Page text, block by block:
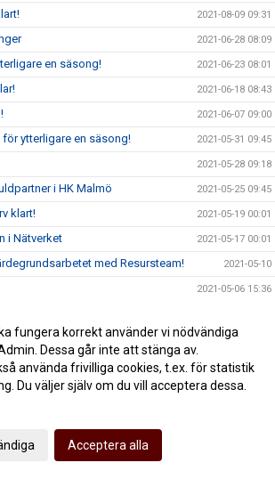
2021-08-09 09:31
2021-06-28 08:09
en säsong! 2021-06-23 08:01
2021-06-18 08:43
2021-06-07 09:00
ytterligare en säsong! 2021-05-31 09:45
2021-05-28 09:18
i HK Malmö 2021-05-25 09:45
klart! 2021-05-19 00:01
i Nätverket 2021-05-17 00:01
med Resursteam! 2021-05-10
2021-05-06 15:36
Idrottsledarstipendium 2021-04-29 20:50
för HK Malmö 2021-04-22 13:00
igång 2021-04-20 11:28
Malmö
Kristianstad
fungera korrekt använder vi nödvändiga
Dessa går inte att stänga av.
använda frivilliga cookies, t.ex. för statistik
Du väljer själv om du vill acceptera dessa.
Acceptera alla